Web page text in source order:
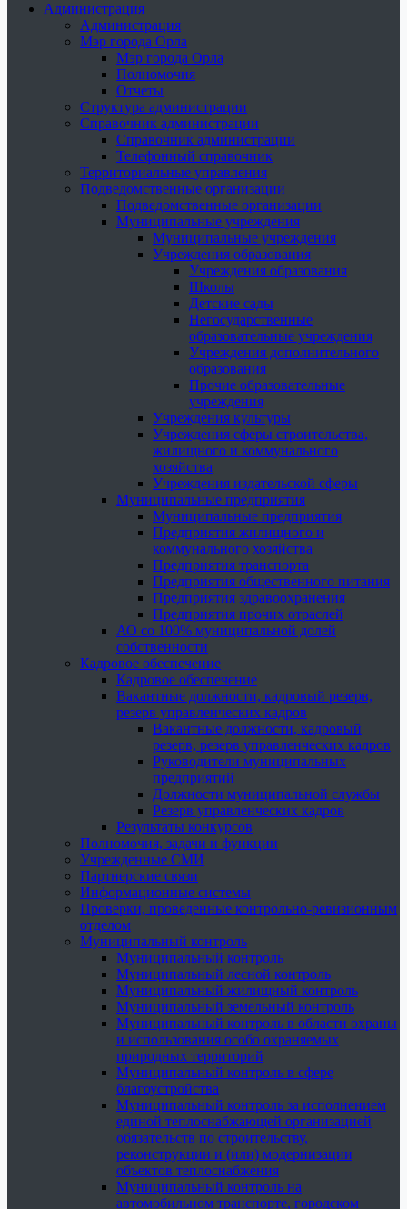
Администрация
Администрация
Мэр города Орла
Мэр города Орла
Полномочия
Отчеты
Структура администрации
Справочник администрации
Справочник администрации
Телефонный справочник
Территориальные управления
Подведомственные организации
Подведомственные организации
Муниципальные учреждения
Муниципальные учреждения
Учреждения образования
Учреждения образования
Школы
Детские сады
Негосударственные
образовательные учреждения
Учреждения дополнительного
образования
Прочие образовательные
учреждения
Учреждения культуры
Учреждения сферы строительства,
жилищного и коммунального
хозяйства
Учреждения издательской сферы
Муниципальные предприятия
Муниципальные предприятия
Предприятия жилищного и
коммунального хозяйства
Предприятия транспорта
Предприятия общественного питания
Предприятия здравоохранения
Предприятия прочих отраслей
АО со 100% муниципальной долей
собственности
Кадровое обеспечение
Кадровое обеспечение
Вакантные должности, кадровый резерв,
резерв управленческих кадров
Вакантные должности, кадровый
резерв, резерв управленческих кадров
Руководители муниципальных
предприятий
Должности муниципальной службы
Резерв управленческих кадров
Результаты конкурсов
Полномочия, задачи и функции
Учрежденные СМИ
Партнерские связи
Информационные системы
Проверки, проведенные контрольно-ревизионным
отделом
Муниципальный контроль
Муниципальный контроль
Муниципальный лесной контроль
Муниципальный жилищный контроль
Муниципальный земельный контроль
Муниципальный контроль в области охраны
и использования особо охраняемых
природных территорий
Муниципальный контроль в сфере
благоустройства
Муниципальный контроль за исполнением
единой теплоснабжающей организацией
обязательств по строительству,
реконструкции и (или) модернизации
объектов теплоснабжения
Муниципальный контроль на
автомобильном транспорте, городском